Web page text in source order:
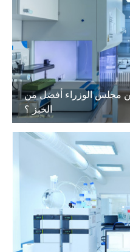
مجلس الوزراء أفضل من
الخبز ؟